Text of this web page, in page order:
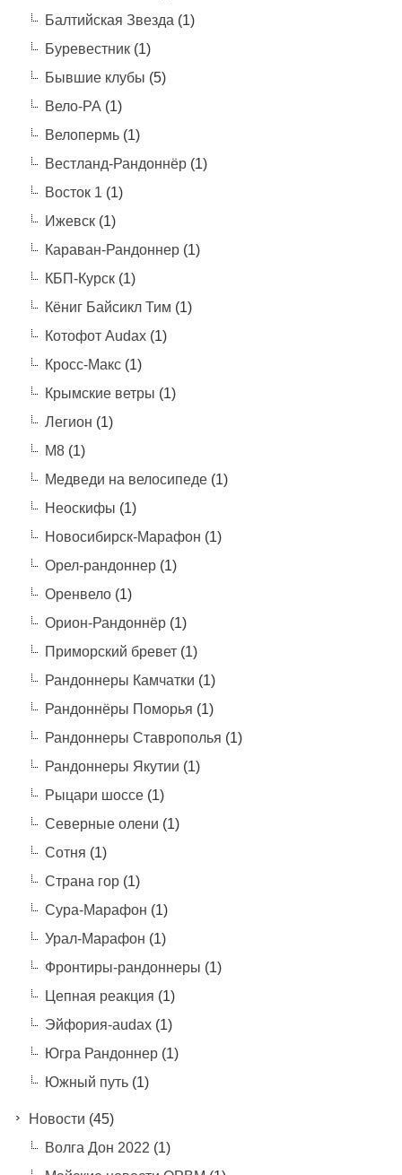
Балтийская Звезда (1)
Буревестник(1)
Бывшие клубы (5)
Вело-РА (1)
Велопермь(1)
Вестланд-Рандоннёр(1)
Восток 1 (1)
Ижевск(1)
Караван-Рандоннер(1)
КБП-Курск(1)
Кёниг Байсикл Тим (1)
Котофот Audax(1)
Кросс-Макс(1)
Крымские ветры (1)
Легион (1)
М8(1)
Медведи на велосипеде(1)
Неоскифы (1)
Новосибирск-Марафон (1)
Орел-рандоннер(1)
Оренвело(1)
Орион-Рандоннёр(1)
Приморский бревет(1)
Рандоннеры Камчатки (1)
Рандоннёры Поморья (1)
Рандоннеры Ставрополья (1)
Рандоннеры Якутии (1)
Рыцари шоссе(1)
Северные олени (1)
Сотня (1)
Страна гор(1)
Сура-Марафон (1)
Урал-Марафон (1)
Фронтиры-рандоннеры (1)
Цепная реакция (1)
Эйфория-audax(1)
Югра Рандоннер(1)
Южный путь(1)
Новости (45)
Волга Дон 2022 (1)